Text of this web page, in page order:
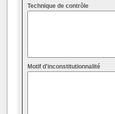
Technique de contrôle
Motif d'inconstitutionnalité